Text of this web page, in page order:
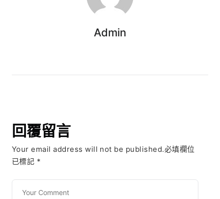
Admin
回覆留言
Your email address will not be published.必填欄位
已標記 *